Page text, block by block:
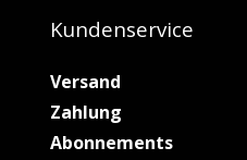
Kundenservice
Versand
Zahlung
Abonnements